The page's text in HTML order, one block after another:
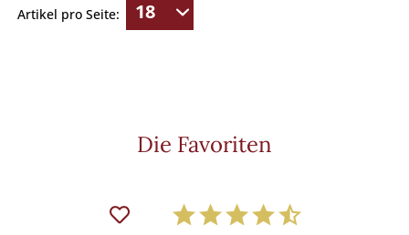
Artikel pro Seite:
Die Favoriten